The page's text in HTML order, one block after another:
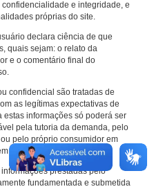
e integridade, e
próprias do site.
declara ciência de que
quais sejam: o relato da
e o comentário final do
confidencial são tratadas de
as legítimas expectativas de
estas informações só poderá ser
pela tutoria da demanda, pelo
pelo próprio consumidor em
respeito.
prestadas pelo
fundamentada e submetida